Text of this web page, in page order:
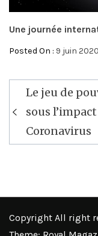
Une journée
Posted On : 9 juin 2020
Navigation
de
l’article
Le jeu de
sous
Coronavirus
Copyright All right